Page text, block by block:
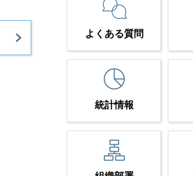
よくある質問
統計情報